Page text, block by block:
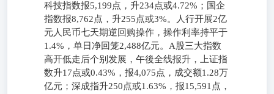
科技指数报5,199点，升234点或4.72%；国企
指数报8,762点，升255点或3%。人行开展2亿
元人民币七天期逆回购操作，操作利率持平于
1.4%，单日净回笼2,488亿元。A股三大指数
高开低走后个别发展，午後全线报升，上证指
数升17点或0.43%，报4,075点，成交额1.28万
亿元；深成指升250点或1.63%，报15,591点，